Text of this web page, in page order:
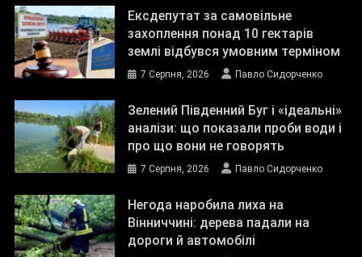
Ексдепутат за самовільне
захоплення понад 10 гектарів
землі відбувся умовним терміном
7 Серпня, 2026 Павло Сидорченко
Зелений Південний Буг і «ідеальні»
аналізи: що показали проби води і
про що вони не говорять
7 Серпня, 2026 Павло Сидорченко
Негода наробила лиха на
Вінниччині: дерева падали на
дороги й автомобілі